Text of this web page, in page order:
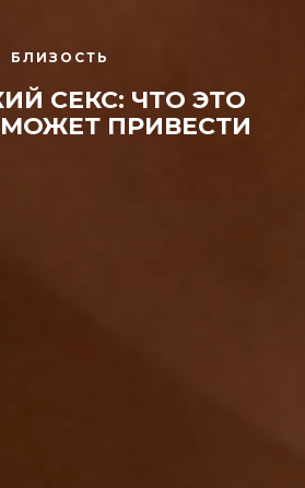
БЛИЗОСТЬ
СЕКС: ЧТО ЭТО
ПРИВЕСТИ